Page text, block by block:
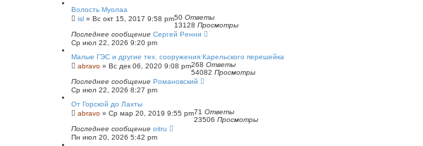
Волость Муолаа
isl » Вс окт 15, 2017 9:58 pm50 Ответы
13128 Просмотры
Последнее сообщение Сергей Ренни
Ср июл 22, 2026 9:20 pm
Малые ГЭС и другие тех. сооружения Карельского перешейка
abravo » Вс дек 06, 2020 9:08 pm268 Ответы
54082 Просмотры
Последнее сообщение Романовский
Ср июл 22, 2026 8:27 pm
От Горской до Лахты
abravo » Ср мар 20, 2019 9:55 pm71 Ответы
23506 Просмотры
Последнее сообщение oitru
Пн июл 20, 2026 5:42 pm